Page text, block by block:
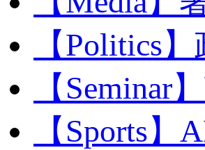
【Politics
【Seminar
【Sports】